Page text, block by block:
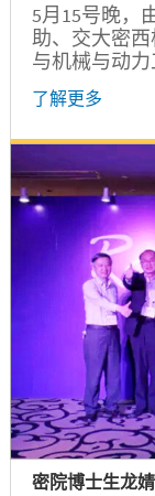
5月15号晚，
助、交大密
与机械与动
第七届上海
学院报告厅举
了解更多
密院博士生龙